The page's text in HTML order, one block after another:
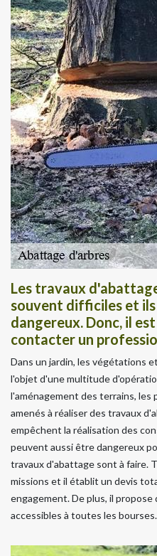
Les travaux
souvent difficiles et
dangereux. Donc, il
contacter un
Dans un jardin, les végétations
l'objet d'une multitude
l'aménagement des terrains,
amenés à réaliser des travaux
empêchent la réalisation des
peuvent aussi être dangereux
travaux d'abattage sont à faire.
missions et il établit un devis
engagement. De plus, il
accessibles à toutes les bourses.